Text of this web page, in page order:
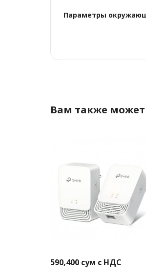
Параметры
Вам также может
590,400 сум с НДС